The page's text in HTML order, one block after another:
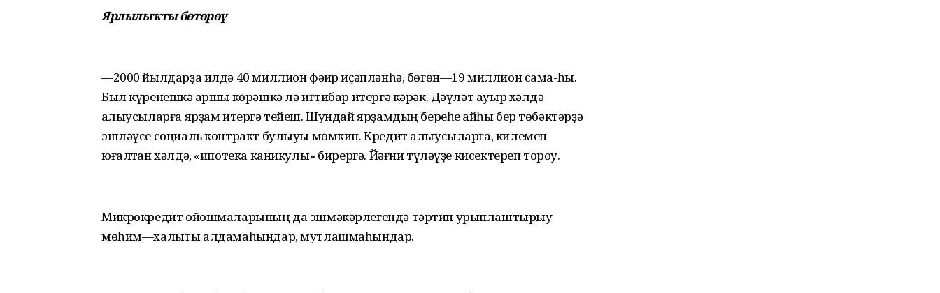
Ярлылыҡты бөтөрөү
—2000 йылдарҙа илдә 40 миллион фәҡир иҫәпләнһә, бөгөн—19 миллион сама-һы.
Был күренешкә ҡаршы көрәшкә лә иғтибар итергә кәрәк. Дәүләт ауыр хәлдә
ҡалыусыларға ярҙам итергә тейеш. Шундай ярҙамдың береһе ҡайһы бер төбәктәрҙә
эшләүсе социаль контракт булыуы мөмкин. Кредит алыусыларға, килемен
юғалтҡан хәлдә, «ипотека каникулы» бирергә. Йәғни түләүҙе кисектереп тороу.
Микрокредит ойошмаларының да эшмәкәрлегендә тәртип урынлаштырыу
мөһим—халыҡты алдамаһындар, мутлашмаһындар.